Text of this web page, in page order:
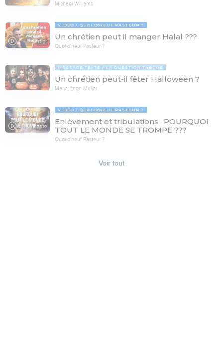
Michaël Williams
17:21
VIDÉO QUOI D'NEUF PASTEUR ?
Un chrétien peut il manger Halal ???
Quoi d'neuf Pasteur ?
MESSAGE TEXTE LA QUESTION TABOUE
Un chrétien peut-il fêter Halloween ?
Marie-Ange Muller
78:19
VIDÉO QUOI D'NEUF PASTEUR ?
Enlèvement et tribulations : POURQUOI
TOUT LE MONDE SE TROMPE ???
Quoi d'neuf Pasteur ?
Voir tout